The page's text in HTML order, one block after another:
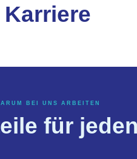
Karriere
BEI UNS ARBEITEN
für